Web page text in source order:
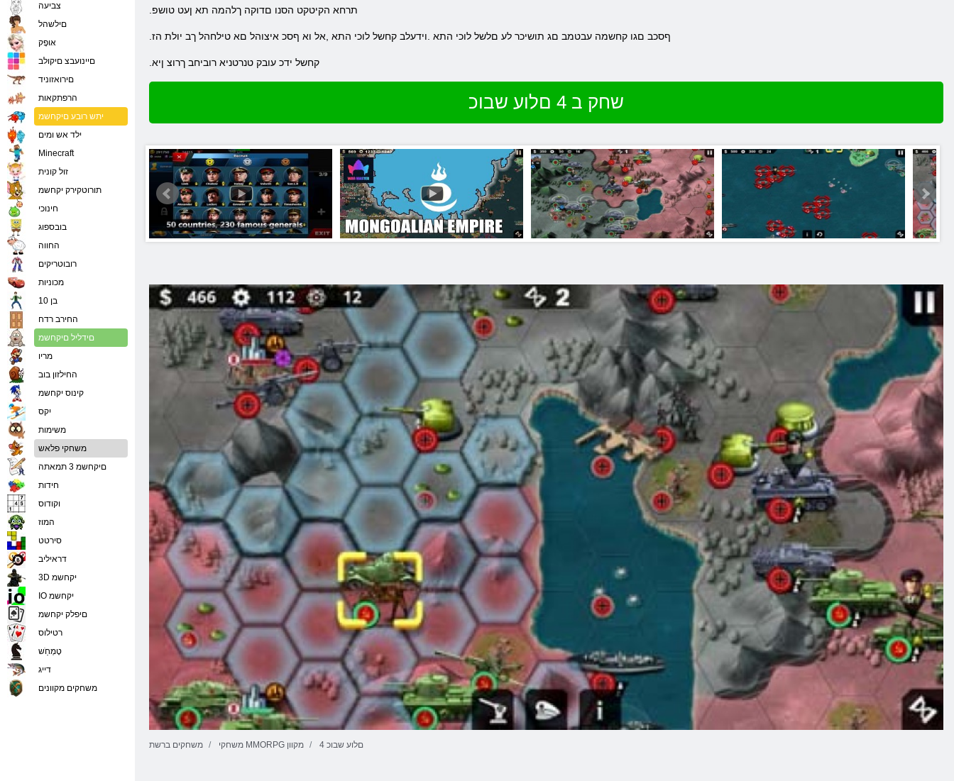
.תרחא הקיטקט הסנו םדוקה ךלהמה תא ןעט טושפ
.ףסכב םגו קחשמה עבטמב םג תושיכר לע םלשל לוכי התא .וידעלב קחשל לוכי התא ,אל וא ףסכ איצוהל םא טילחהל ךב יולת הז
.קחשל ידכ עובק טנרטניא רוביחב ךרוצ ןיא
שחק ב 4 םלוע שבוכ
משחקים ברשת משחקי MMORPG מקוון 4 םלוע שבוכ
צביעה
םילשהל
אּופָק
םיינועבצ םיקולב
םירואזוניד
הרפתקאות
יתש רובע םיקחשמ
ילד אש ומים
Minecraft
זול קונית
תורוטקירק יקחשמ
חינוכי
בובספוג
החווה
רובוטריקים
מכוניות
בן 10
החירב רדח
םידליל םיקחשמ
מריו
החילזון בוב
קינוס יקחשמ
יִקס
משימות
משחקי פלאש
םיקחשמ 3 תמאתה
חידות
וקודוס
המוז
סירטט
דראיליב
3D יקחשמ
IO יקחשמ
םיפלק יקחשמ
רטילוס
טָמְחַׁש
דייג
משחקים מקוונים